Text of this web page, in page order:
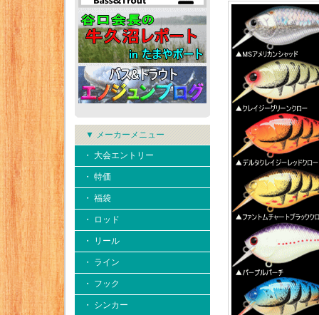
▼ メーカーメニュー
・ 大会エントリー
・ 特価
・ 福袋
・ ロッド
・ リール
・ ライン
・ フック
・ シンカー